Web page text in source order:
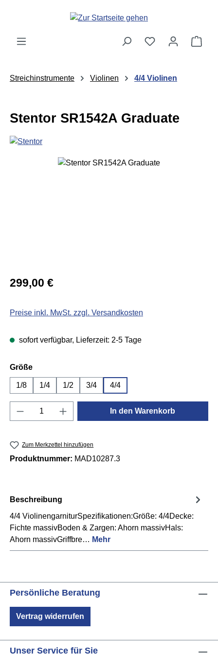
Zum Hauptinhalt springen
Streichinstrumente Violinen 4/4 Violinen
Stentor SR1542A Graduate
Bildergalerie überspringen
Regulärer Preis:
299,00 €
Preise inkl. MwSt. zzgl. Versandkosten
sofort verfügbar, Lieferzeit: 2-5 Tage
Größeauswählen
1/8 1/4 1/2 3/4 4/4
Produkt Anzahl: Gib den gewünschten
In den Warenkorb
Zum Merkzettel hinzufügen
Produktnummer: MAD10287.3
Beschreibung
4/4 ViolinengarniturSpezifikationen:Größe: 4/4Decke:
Fichte massivBoden & Zargen: Ahorn massivHals:
Ahorn massivGriffbre… Mehr
Persönliche Beratung
Vertrag widerrufen
Unser Service für Sie